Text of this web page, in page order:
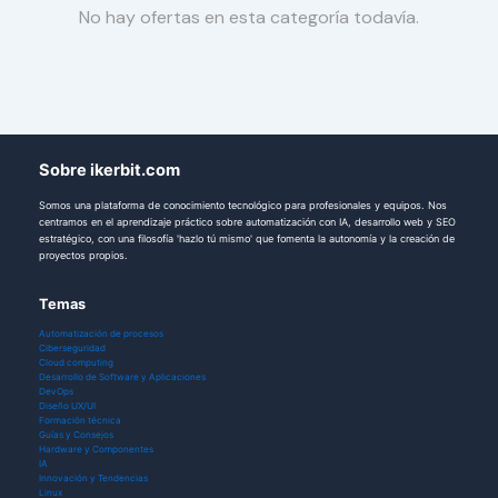
No hay ofertas en esta categoría todavía.
Sobre ikerbit.com
Somos una plataforma de conocimiento tecnológico para profesionales y equipos. Nos
centramos en el aprendizaje práctico sobre automatización con IA, desarrollo web y SEO
estratégico, con una filosofía 'hazlo tú mismo' que fomenta la autonomía y la creación de
proyectos propios.
Temas
Automatización de procesos
Ciberseguridad
Cloud computing
Desarrollo de Software y Aplicaciones
DevOps
Diseño UX/UI
Formación técnica
Guías y Consejos
Hardware y Componentes
IA
Innovación y Tendencias
Linux